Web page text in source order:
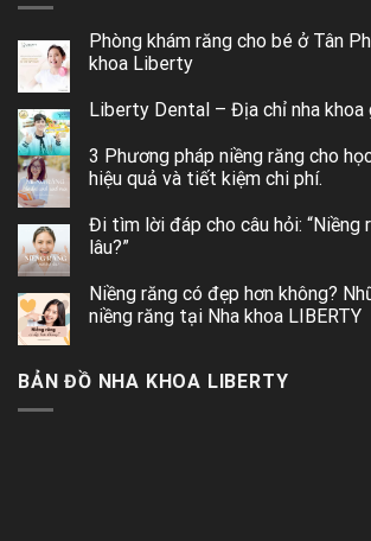
Phòng khám răng cho bé ở Tân
khoa Liberty
Liberty Dental – Địa chỉ nha khoa
3 Phương pháp niềng răng cho
hiệu quả và tiết kiệm chi phí.
Đi tìm lời đáp cho câu hỏi: “Niềng
lâu?”
Niềng răng có đẹp hơn không?
niềng răng tại Nha khoa LIBERTY
BẢN ĐỒ NHA KHOA LIBERTY